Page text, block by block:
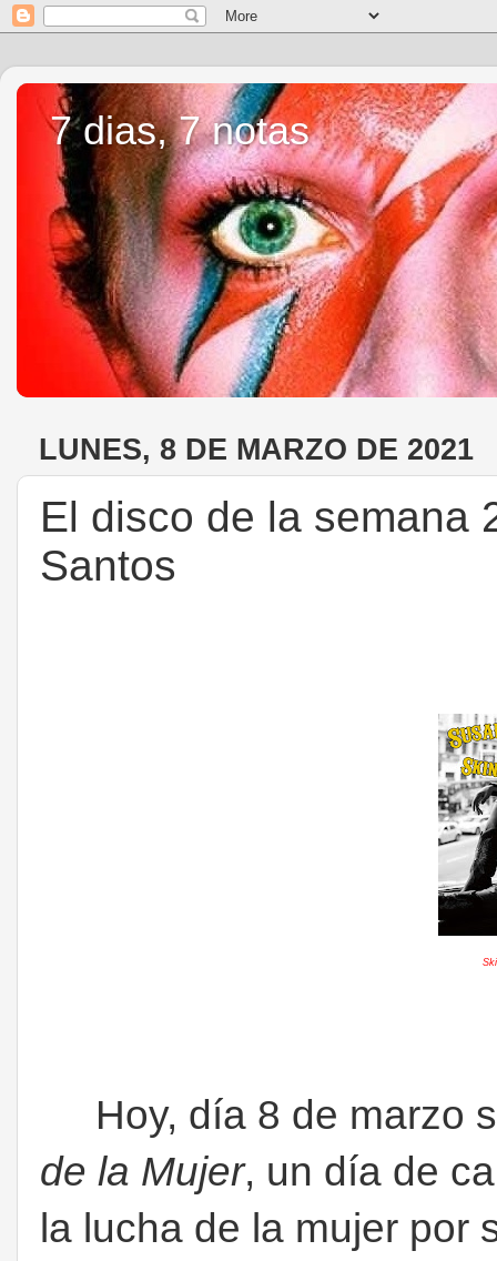
7 dias, 7 notas
LUNES, 8 DE MARZO DE 2021
El disco de la semana
Santos
Hoy, día 8 de marzo
de la Mujer, un día de
la lucha de la mujer por